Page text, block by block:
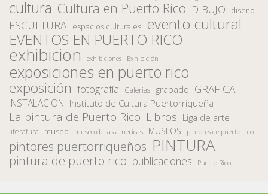
cultura Cultura en Puerto Rico DIBUJO diseño
ESCULTURA espacios culturales evento cultural
EVENTOS EN PUERTO RICO
exhibicion exhibiciones Exhibición
exposiciones en puerto rico
exposición fotografía Galerias grabado GRAFICA
INSTALACION Instituto de Cultura Puertorriqueña
La pintura de Puerto Rico Libros Liga de arte
literatura museo museo de las americas MUSEOS pintores de puerto rico
pintores puertorriqueños PINTURA
pintura de puerto rico publicaciones Puerto Rico